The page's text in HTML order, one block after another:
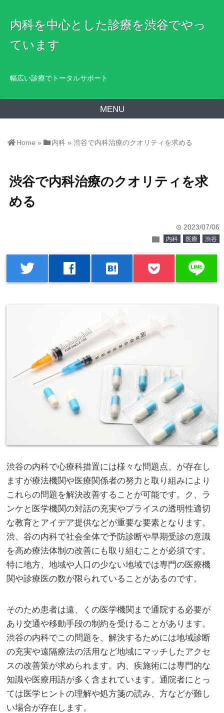
内科を中心とした診療を渋谷でやっ
ています
幅広い診療でトータルサポート
MENU
Home » 内科 »渋谷で内科治療のクオリティを求める
渋谷で内科治療のクオリティを求
める
time 2023/07/06
folder 内科 医療 渋谷
twitter facebook hatenabookmark line
渋谷の内科で心療科措置には様々な問題点、が存在し
ますが療法機関や医療関係者の努力と取り組みにより
これらの問題を解決改善することが可能です。 ク、ラ
ンケと医学機関の対話の充実やプライスの透明性適切
な教育とアイデア提供などが重要な要素となります。
渋、谷の内科で社会全体で予防診断や早期受診の意識
を高め療法体制の改善にも取り組むことが必須です。
特に地方、地域や人口の少ない地域では専門の医療機
関や診療医の数が限られていることがあるのです。
そのため患者は遠、くの医学機関まで通院する必要が
あり交通や移動手段の制約を受けることがあります。
渋谷の内科でこの問題を、解決するためには地域診断
の充実や遠隔療法の活用など地域にマッチしたアクセ
スの改善策が求められます。内、疾施術には専門的な
知識や医療用語が多く含まれています。通院者にとっ
ては医学ヒントの理解や処方箋の読み、方などが難し
い場合が存在します。